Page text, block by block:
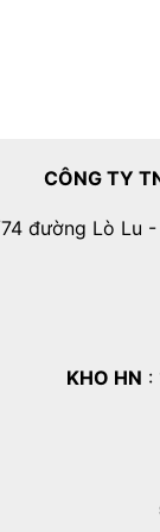
CÔNG TY
đường Lò Lu
KHO HN :